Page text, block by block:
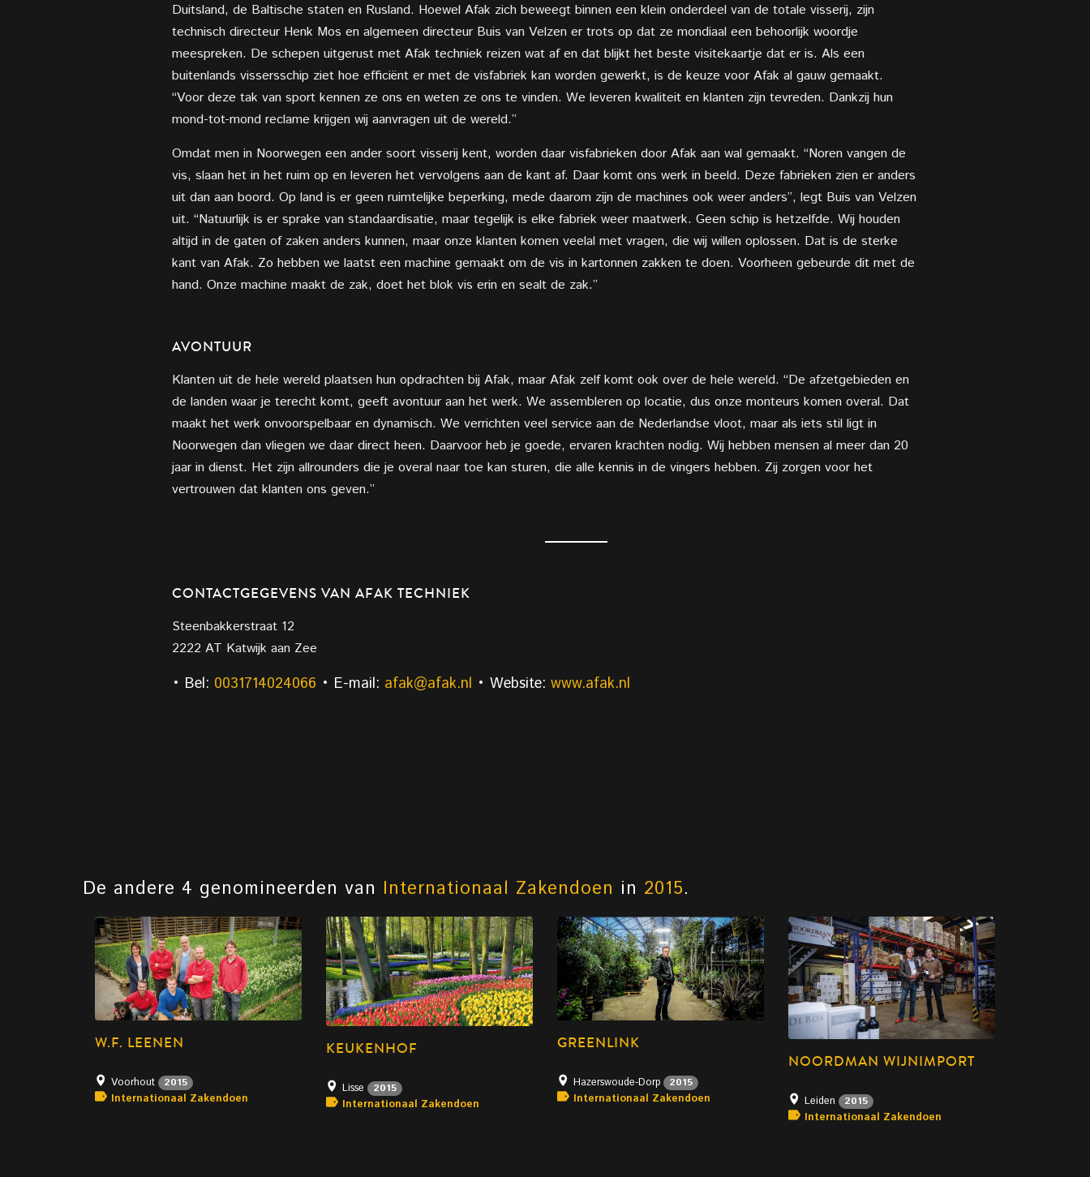
Duitsland, de Baltische staten en Rusland. Hoewel Afak zich beweegt binnen een klein onderdeel van de totale visserij, zijn
technisch directeur Henk Mos en algemeen directeur Buis van Velzen er trots op dat ze mondiaal een behoorlijk woordje
meespreken. De schepen uitgerust met Afak techniek reizen wat af en dat blijkt het beste visitekaartje dat er is. Als een
buitenlands vissersschip ziet hoe efficiënt er met de visfabriek kan worden gewerkt, is de keuze voor Afak al gauw gemaakt.
“Voor deze tak van sport kennen ze ons en weten ze ons te vinden. We leveren kwaliteit en klanten zijn tevreden. Dankzij hun
mond-tot-mond reclame krijgen wij aanvragen uit de wereld.”
Omdat men in Noorwegen een ander soort visserij kent, worden daar visfabrieken door Afak aan wal gemaakt. “Noren vangen de
vis, slaan het in het ruim op en leveren het vervolgens aan de kant af. Daar komt ons werk in beeld. Deze fabrieken zien er anders
uit dan aan boord. Op land is er geen ruimtelijke beperking, mede daarom zijn de machines ook weer anders”, legt Buis van Velzen
uit. “Natuurlijk is er sprake van standaardisatie, maar tegelijk is elke fabriek weer maatwerk. Geen schip is hetzelfde. Wij houden
altijd in de gaten of zaken anders kunnen, maar onze klanten komen veelal met vragen, die wij willen oplossen. Dat is de sterke
kant van Afak. Zo hebben we laatst een machine gemaakt om de vis in kartonnen zakken te doen. Voorheen gebeurde dit met de
hand. Onze machine maakt de zak, doet het blok vis erin en sealt de zak.”
AVONTUUR
Klanten uit de hele wereld plaatsen hun opdrachten bij Afak, maar Afak zelf komt ook over de hele wereld. “De afzetgebieden en
de landen waar je terecht komt, geeft avontuur aan het werk. We assembleren op locatie, dus onze monteurs komen overal. Dat
maakt het werk onvoorspelbaar en dynamisch. We verrichten veel service aan de Nederlandse vloot, maar als iets stil ligt in
Noorwegen dan vliegen we daar direct heen. Daarvoor heb je goede, ervaren krachten nodig. Wij hebben mensen al meer dan 20
jaar in dienst. Het zijn allrounders die je overal naar toe kan sturen, die alle kennis in de vingers hebben. Zij zorgen voor het
vertrouwen dat klanten ons geven.”
CONTACTGEGEVENS VAN AFAK TECHNIEK
Steenbakkerstraat 12
2222 AT Katwijk aan Zee
• Bel: 0031714024066 • E-mail: afak@afak.nl • Website: www.afak.nl
De andere 4 genomineerden van Internationaal Zakendoen in 2015.
W.F. LEENEN
Voorhout 2015
Internationaal Zakendoen
KEUKENHOF
Lisse 2015
Internationaal Zakendoen
GREENLINK
Hazerswoude-Dorp 2015
Internationaal Zakendoen
NOORDMAN WIJNIMPORT
Leiden 2015
Internationaal Zakendoen